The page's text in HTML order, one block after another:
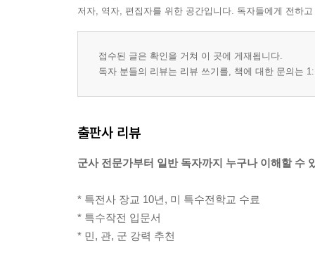
저자, 역자, 편집자를 위한 공간입니다. 독자들에게 전하
접수된 글은 확인을 거쳐 이 곳에 게재됩니다.
독자 분들의 리뷰는 리뷰 쓰기를, 책에 대한 문의는
출판사 리뷰
군사 전문가부터 일반 독자까지 누구나 이해할 수
* 특전사 장교 10년, 미 특수전학교 수료
* 특수작전 입문서
* 민, 관, 군 강력 추천